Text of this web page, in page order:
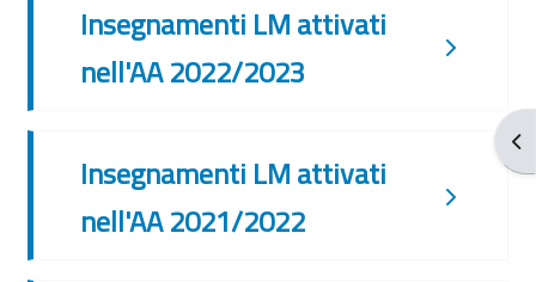
Insegnamenti LM attivati
nell'AA 2022/2023
Insegnamenti LM attivati
nell'AA 2021/2022